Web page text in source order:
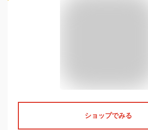
ショップでみる